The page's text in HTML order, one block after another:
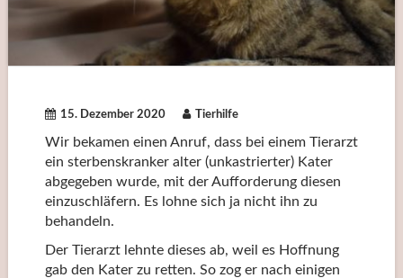
15. Dezember 2020 Tierhilfe
Wir bekamen einen Anruf, dass bei einem Tierarzt
ein sterbenskranker alter (unkastrierter) Kater
abgegeben wurde, mit der Aufforderung diesen
einzuschläfern. Es lohne sich ja nicht ihn zu
behandeln.
Der Tierarzt lehnte dieses ab, weil es Hoffnung
gab den Kater zu retten. So zog er nach einigen